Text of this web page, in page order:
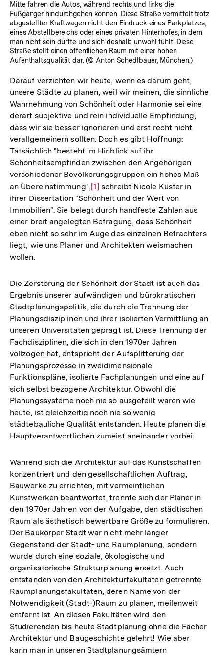
Mitte fahren die Autos, während rechts und links die
Fußgänger hindurchgehen können. Diese Straße vermittelt trotz
abgestellter Kraftwagen nicht den Eindruck eines Parkplatzes,
eines Abstellbereichs oder eines privaten Hinterhofes, in dem
man nicht sein dürfte und sich deshalb unwohl fühlt. Diese
Straße stellt einen öffentlichen Raum mit einer hohen
Aufenthaltsqualität dar. (© Anton Schedlbauer, München.)
Darauf verzichten wir heute, wenn es darum geht,
unsere Städte zu planen, weil wir meinen, die sinnliche
Wahrnehmung von Schönheit oder Harmonie sei eine
derart subjektive und rein individuelle Empfindung,
dass wir sie besser ignorieren und erst recht nicht
verallgemeinern sollten. Doch es gibt Hoffnung:
Tatsächlich "besteht im Hinblick auf ihr
Schönheitsempfinden zwischen den Angehörigen
verschiedener Bevölkerungsgruppen ein hohes Maß
an Übereinstimmung",Zur
Auflösung
der
Fußnote
[1] schreibt Nicole Küster in
ihrer Dissertation "Schönheit und der Wert von
Immobilien". Sie belegt durch handfeste Zahlen aus
einer breit angelegten Befragung, dass Schönheit
eben nicht so sehr im Auge des einzelnen Betrachters
liegt, wie uns Planer und Architekten weismachen
wollen.
Die Zerstörung der Schönheit der Stadt ist auch das
Ergebnis unserer aufwändigen und bürokratischen
Stadtplanungspolitik, die durch die Trennung der
Planungsdisziplinen und ihrer isolierten Vermittlung an
unseren Universitäten geprägt ist. Diese Trennung der
Fachdisziplinen, die sich in den 1970er Jahren
vollzogen hat, entspricht der Aufsplitterung der
Planungsprozesse in zweidimensionale
Funktionspläne, isolierte Fachplanungen und eine auf
sich selbst bezogene Architektur. Obwohl die
Planungssysteme noch nie so ausgefeilt waren wie
heute, ist gleichzeitig noch nie so wenig
städtebauliche Qualität entstanden. Heute planen die
Hauptverantwortlichen zumeist aneinander vorbei.
Während sich die Architektur auf das Kunstschaffen
konzentriert und den gesellschaftlichen Auftrag,
Bauwerke zu errichten, mit vermeintlichen
Kunstwerken beantwortet, trennte sich der Planer in
den 1970er Jahren von der Aufgabe, den städtischen
Raum als ästhetisch bewertbare Größe zu formulieren.
Der Baukörper Stadt war nicht mehr länger
Gegenstand der Stadt- und Raumplanung, sondern
wurde durch eine soziale, ökologische und
organisatorische Strukturplanung ersetzt. Auch
entstanden von den Architekturfakultäten getrennte
Raumplanungsfakultäten, deren Name von der
Notwendigkeit (Stadt-)Raum zu planen, meilenweit
entfernt ist. An diesen Fakultäten wird den
Studierenden bis heute Stadtplanung ohne die Fächer
Architektur und Baugeschichte gelehrt! Wie aber
kann man in unseren Stadtplanungsämtern